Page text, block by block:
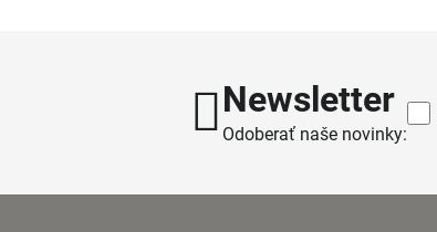
Newsletter
Odoberať naše novinky: